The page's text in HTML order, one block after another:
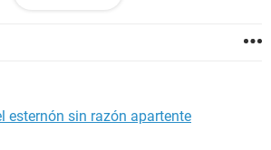
que no es muy a menudo, bebo
nada.
pero llevo tres semanas casi
una pierna enyesada por un
hice. Estoy pinchándome
esternón sin razón apartente